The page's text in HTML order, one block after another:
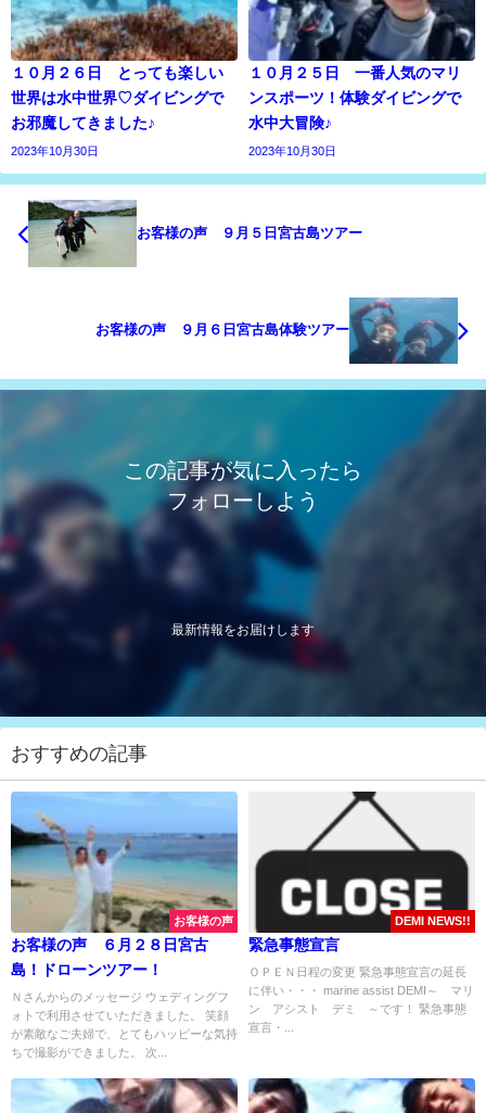
１０月２６日 とっても楽しい
世界は水中世界♡ダイビングで
お邪魔してきました♪
2023年10月30日
１０月２５日 一番人気のマリ
ンスポーツ！体験ダイビングで
水中大冒険♪
2023年10月30日
お客様の声 ９月５日宮古島ツアー
お客様の声 ９月６日宮古島体験ツアー
この記事が気に入ったら
フォローしよう
最新情報をお届けします
おすすめの記事
お客様の声
お客様の声 ６月２８日宮古
島！ドローンツアー！
Ｎさんからのメッセージ ウェディングフ
ォトで利用させていただきました。 笑顔
が素敵なご夫婦で、とてもハッピーな気持
ちで撮影ができました。 次...
DEMI NEWS!!
緊急事態宣言
ＯＰＥＮ日程の変更 緊急事態宣言の延長
に伴い・・・ marine assist DEMI～ マリ
ン アシスト デミ ～です！ 緊急事態
宣言・...